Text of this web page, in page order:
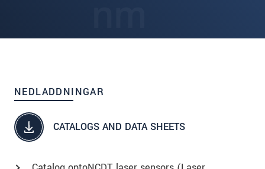
NEDLADDNINGAR
CATALOGS AND DATA SHEETS